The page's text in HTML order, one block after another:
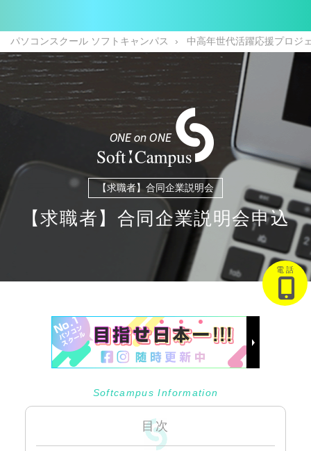
パソコンスクール ソフトキャンパス 中高年世代活躍応援プロジ
【求職者】合同企業説明会
【求職者】合同企業説明会申込
電 話
Softcampus Information
目次